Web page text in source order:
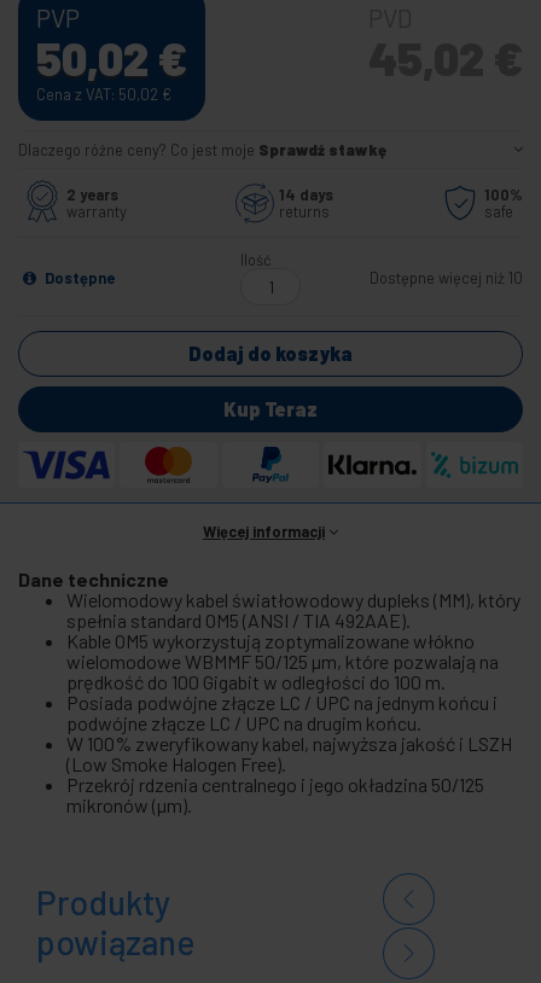
PVP
50,02 €
Cena z VAT: 50,02 €
Dlaczego różne ceny? Co jest moje Sprawdź stawkę
2 years
warranty
14 days
returns
100%
safe
Dostępne
Ilość
Dostępne więcej niż 10
Dodaj do koszyka
Kup Teraz
Więcej informacji
Dane techniczne
Wielomodowy kabel światłowodowy dupleks (MM), który
spełnia standard OM5 (ANSI / TIA 492AAE).
Kable OM5 wykorzystują zoptymalizowane włókno
wielomodowe WBMMF 50/125 µm, które pozwalają na
prędkość do 100 Gigabit w odległości do 100 m.
Posiada podwójne złącze LC / UPC na jednym końcu i
podwójne złącze LC / UPC na drugim końcu.
W 100% zweryfikowany kabel, najwyższa jakość i LSZH
(Low Smoke Halogen Free).
Przekrój rdzenia centralnego i jego okładzina 50/125
mikronów (µm).
Produkty
powiązane